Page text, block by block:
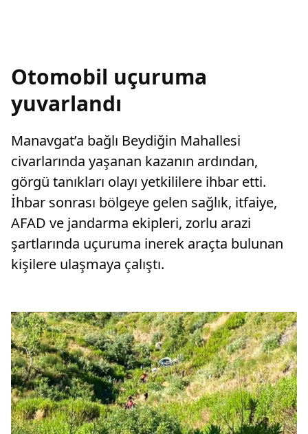
Otomobil uçuruma
yuvarlandı
Manavgat’a bağlı Beydiğin Mahallesi
civarlarında yaşanan kazanın ardından,
görgü tanıkları olayı yetkililere ihbar etti.
İhbar sonrası bölgeye gelen sağlık, itfaiye,
AFAD ve jandarma ekipleri, zorlu arazi
şartlarında uçuruma inerek araçta bulunan
kişilere ulaşmaya çalıştı.